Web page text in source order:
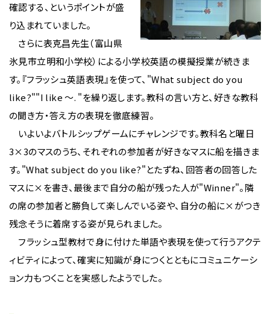
確認する、というポイントが盛
り込まれていました。
さらに表克昌先生（富山県
氷見市立明和小学校）による小学校英語の模擬授業が続きま
す。『フラッシュ英語表現』を使って、"What subject do you
like?""I like 〜. "を繰り返します。教科の言い方と、好きな教科
の聞き方・答え方の表現を徹底練習。
いよいよバトルシップゲームにチャレンジです。教科名と曜日
3×3のマスのうち、それぞれの参加者が好きなマスに船を描きま
す。"What subject do you like?"とたずね、回答者の回答した
マスに×を書き、最後まで自分の船が残った人が"Winner"。隣
の席の参加者と勝負して楽しんでいる姿や、自分の船に×がつき
残念そうに着席する姿が見られました。
フラッシュ型教材で身に付けた単語や表現を使って行うアクテ
ィビティによって、確実に知識が身につくとともにコミュニケーシ
ョン力もつくことを実感したようでした。